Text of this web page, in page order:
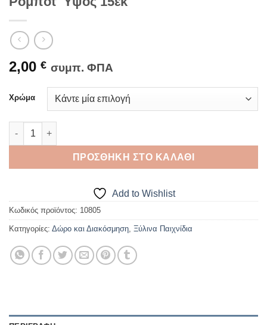
2,00 € συμπ. ΦΠΑ
Χρώμα
Ξύλινος Τρανσφορμερ Transformer Ρομπότ Ύψος 15εκ
ΠΡΟΣΘΉΚΗ ΣΤΟ ΚΑΛΆΘΙ
Add to Wishlist
Κωδικός προϊόντος: 10805
Κατηγορίες: Δώρο και Διακόσμηση Ξύλινα Παιχνίδια